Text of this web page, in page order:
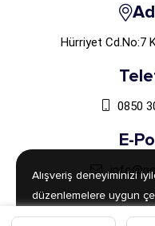
Alışveriş deneyiminizi
düzenlemelere uygun
Detaylı bilgiye
Hürriyet Cd.No:7
0850
E-
Alışveriş deneyiminizi
düzenlemelere uygun
Detaylı bilgiye